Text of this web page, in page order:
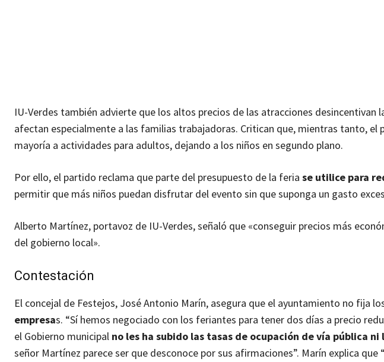
IU-Verdes también advierte que los altos precios de las atracciones desincentivan
afectan especialmente a las familias trabajadoras. Critican que, mientras tanto, el
mayoría a actividades para adultos, dejando a los niños en segundo plano.
Por ello, el partido reclama que parte del presupuesto de la feria se utilice para
permitir que más niños puedan disfrutar del evento sin que suponga un gasto
Alberto Martínez, portavoz de IU-Verdes, señaló que «conseguir precios más
del gobierno local».
Contestación
El concejal de Festejos, José Antonio Marín, asegura que el ayuntamiento no fija
empresas. “Sí hemos negociado con los feriantes para tener dos días a precio
el Gobierno municipal no les ha subido las tasas de ocupación de vía pública
señor Martínez parece ser que desconoce por sus afirmaciones”. Marín explica que